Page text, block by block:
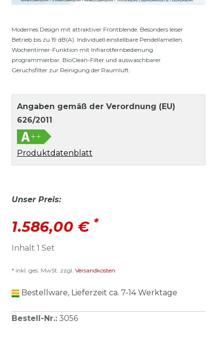
Modernes Design mit attraktiver Frontblende. Besonders leiser
Betrieb bis zu 19 dB(A). Individuell einstellbare Pendellamellen.
Wochentimer-Funktion mit Infrarotfernbedienung
programmierbar. BioClean-Filter und auswaschbarer
Geruchsfilter zur Reinigung der Raumluft.
Angaben gemäß der Verordnung (EU)
626/2011
Produktdatenblatt
Unser Preis:
1.586,00 € *
Inhalt 1 Set
* inkl. ges. MwSt. zzgl. Versandkosten
Bestellware, Lieferzeit ca. 7-14 Werktage
Bestell-Nr.: 3056